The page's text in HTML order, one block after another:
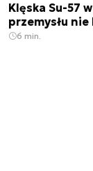
Klęska Su-57
przemysłu
6 min.